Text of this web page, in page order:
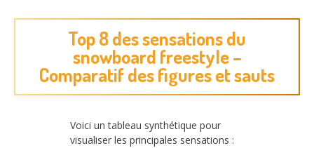
Top 8 des sensations du
snowboard freestyle –
Comparatif des figures et sauts
Voici un tableau synthétique pour
visualiser les principales sensations :